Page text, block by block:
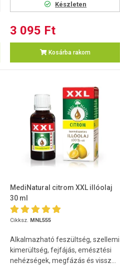
Készleten
3 095 Ft
Kosárba rakom
MediNatural citrom XXL illóolaj
30 ml
Cikksz. MNL555
Alkalmazható feszültség, szellemi
kimerültség, fejfájás, emésztési
nehézségek, megfázás és vissz...